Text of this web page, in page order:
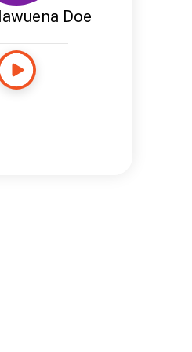
Doe